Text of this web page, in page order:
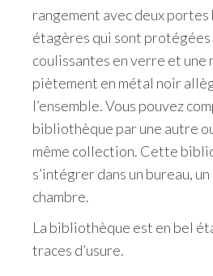
rangement avec deux
étagères qui sont
coulissantes en verre et une
piètement en métal noir
l’ensemble. Vous pouvez
bibliothèque par une autre
même collection. Cette
s’intégrer dans un bureau,
chambre.
La bibliothèque est en bel
traces d’usure.